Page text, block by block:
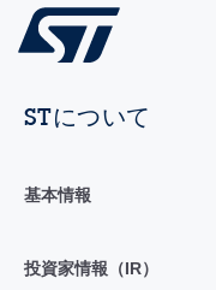
STについて
基本情報
投資家情報（IR）